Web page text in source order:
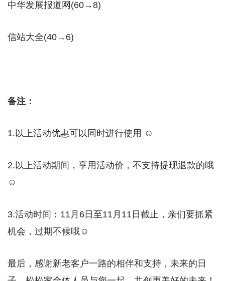
中华发展报道网(60→8)
信站大全(40→6)
备注：
1.以上活动优惠可以同时进行使用 ☺
2.以上活动期间，享用活动价，不支持提现退款的哦
☺
3.活动时间：11月6日至11月11日截止，亲们要抓紧
机会，过期不候哦☺
最后，感谢新老客户一路的相伴和支持，未来的日